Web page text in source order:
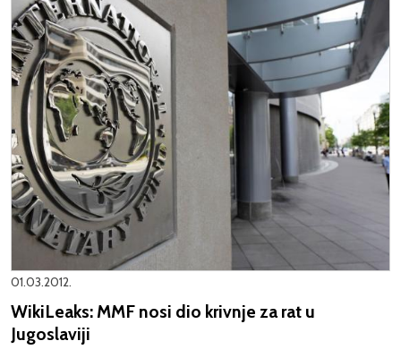
01.03.2012.
WikiLeaks: MMF nosi dio krivnje za rat u
Jugoslaviji